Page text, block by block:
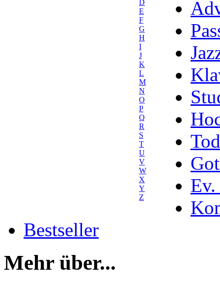
D
E
F
G
H
I
J
K
L
M
N
O
P
Q
R
S
T
U
V
W
X
Y
Z
Ev.
Bestseller
Mehr über...